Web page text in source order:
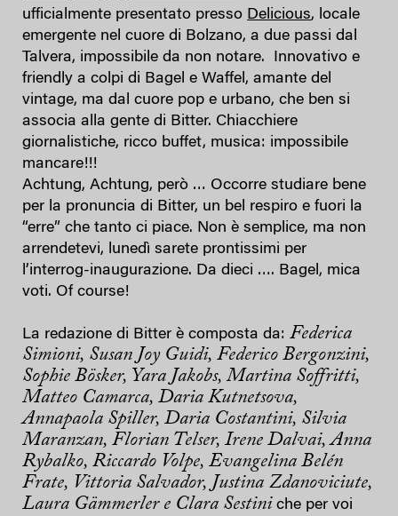
ufficialmente presentato presso Delicious, locale
emergente nel cuore di Bolzano, a due passi dal
Talvera, impossibile da non notare. Innovativo e
friendly a colpi di Bagel e Waffel, amante del
vintage, ma dal cuore pop e urbano, che ben si
associa alla gente di Bitter. Chiacchiere
giornalistiche, ricco buffet, musica: impossibile
mancare!!!
Achtung, Achtung, però … Occorre studiare bene
per la pronuncia di Bitter, un bel respiro e fuori la
“erre” che tanto ci piace. Non è semplice, ma non
arrendetevi, lunedì sarete prontissimi per
l’interrog-inaugurazione. Da dieci …. Bagel, mica
voti. Of course!
La redazione di Bitter è composta da: Federica
Simioni, Susan Joy Guidi, Federico Bergonzini,
Sophie Bösker, Yara Jakobs, Martina Soffritti,
Matteo Camarca, Daria Kutnetsova,
Annapaola Spiller, Daria Costantini, Silvia
Maranzan, Florian Telser, Irene Dalvai, Anna
Rybalko, Riccardo Volpe, Evangelina Belén
Frate, Vittoria Salvador, Justina Zdanoviciute,
Laura Gämmerler e Clara Sestini che per voi